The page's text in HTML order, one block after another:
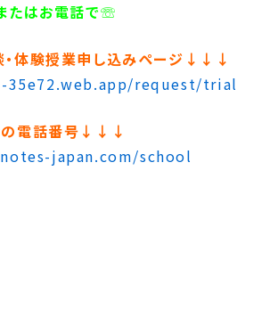
たはお電話で☏
体験授業申し込みページ↓↓↓
request/trial
の電話番号↓↓↓
japan.com/school